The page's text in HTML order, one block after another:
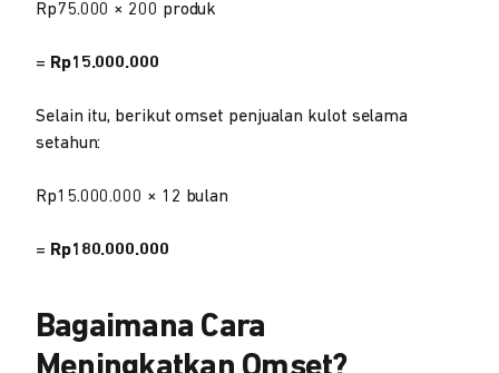
Rp75.000 × 200 produk
= Rp15.000.000
Selain itu, berikut omset penjualan kulot selama
setahun:
Rp15.000.000 × 12 bulan
= Rp180.000.000
Bagaimana Cara